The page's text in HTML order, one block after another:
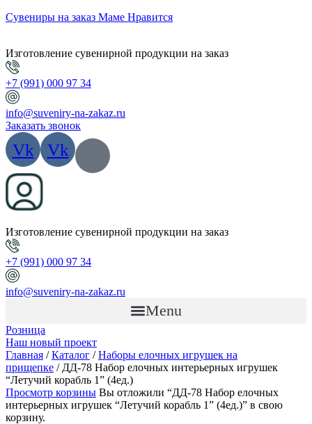
Сувениры на заказ Маме Нравится
Изготовление сувенирной продукции на заказ
+7 (991) 000 97 34
info@suveniry-na-zakaz.ru
Заказать звонок
Vk Vk
Изготовление сувенирной продукции на заказ
+7 (991) 000 97 34
info@suveniry-na-zakaz.ru
Menu
Розница
Наш новый проект
Главная /Каталог /Наборы елочных игрушек на
прищепке / ДД-78 Набор елочных интерьерных игрушек
“Летучий корабль 1” (4ед.)
Просмотр корзины Вы отложили “ДД-78 Набор елочных
интерьерных игрушек “Летучий корабль 1” (4ед.)” в свою
корзину.